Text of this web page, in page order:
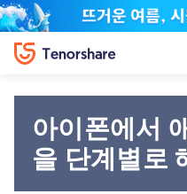
아이폰에서
을 단계별로